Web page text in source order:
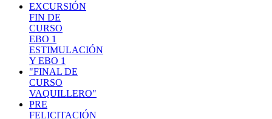
EXCURSIÓN
FIN DE
CURSO
EBO 1
ESTIMULACIÓN
Y EBO 1
"FINAL DE
CURSO
VAQUILLERO"
PRE
FELICITACIÓN